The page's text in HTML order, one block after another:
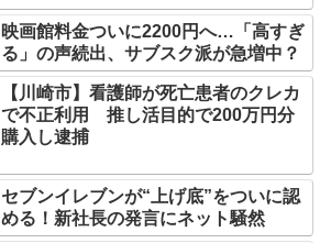
映画館料金ついに2200円へ…「高すぎ
る」の声続出、サブスク派が急増中？
【川崎市】看護師が死亡患者のクレカ
で不正利用 推し活目的で200万円分
購入し逮捕
セブンイレブンが“上げ底”をついに認
める！新社長の発言にネット騒然